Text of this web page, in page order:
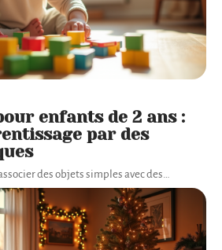
enfants de 2 ans :
par des
des objets simples avec des